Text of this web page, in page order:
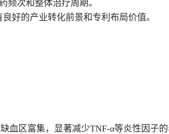
频次和整体治疗周期。
好的产业转化前景和专利布局价值。
血区富集，显著减少TNF-α等炎性因子